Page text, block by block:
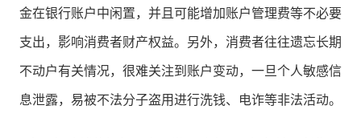
金在银行账户中闲置，并且可能增加账户管理费等不必要
支出，影响消费者财产权益。另外，消费者往往遗忘长期
不动户有关情况，很难关注到账户变动，一旦个人敏感信
息泄露，易被不法分子盗用进行洗钱、电诈等非法活动。